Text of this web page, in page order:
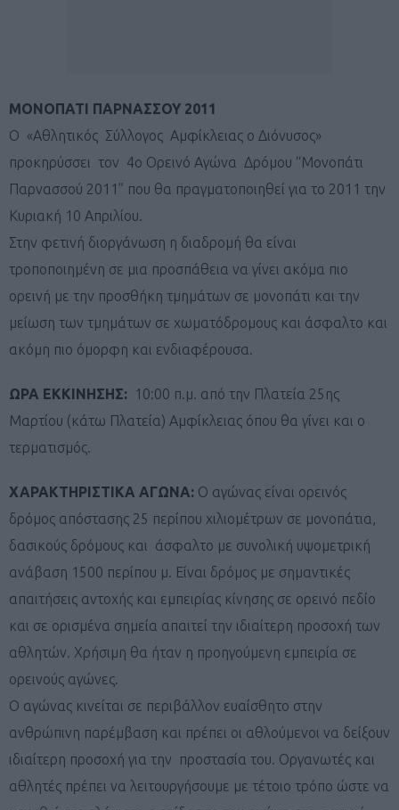
ΜΟΝΟΠΑΤΙ ΠΑΡΝΑΣΣΟΥ 2011
Ο «Αθλητικός Σύλλογος Αμφίκλειας o Διόνυσος»
προκηρύσσει τον 4ο Ορεινό Αγώνα Δρόμου “Μονοπάτι
Παρνασσού 2011” που θα πραγματοποιηθεί για το 2011 την
Κυριακή 10 Απριλίου.
Στην φετινή διοργάνωση η διαδρομή θα είναι
τροποποιημένη σε μια προσπάθεια να γίνει ακόμα πιο
ορεινή με την προσθήκη τμημάτων σε μονοπάτι και την
μείωση των τμημάτων σε χωματόδρομους και άσφαλτο και
ακόμη πιο όμορφη και ενδιαφέρουσα.
ΩΡΑ ΕΚΚΙΝΗΣΗΣ: 10:00 π.μ. από την Πλατεία 25ης
Μαρτίου (κάτω Πλατεία) Αμφίκλειας όπου θα γίνει και ο
τερματισμός.
ΧΑΡΑΚΤΗΡΙΣΤΙΚΑ ΑΓΩΝΑ: Ο αγώνας είναι ορεινός
δρόμος απόστασης 25 περίπου χιλιομέτρων σε μονοπάτια,
δασικούς δρόμους και άσφαλτο με συνολική υψομετρική
ανάβαση 1500 περίπου μ. Είναι δρόμος με σημαντικές
απαιτήσεις αντοχής και εμπειρίας κίνησης σε ορεινό πεδίο
και σε ορισμένα σημεία απαιτεί την ιδιαίτερη προσοχή των
αθλητών. Χρήσιμη θα ήταν η προηγούμενη εμπειρία σε
ορεινούς αγώνες.
Ο αγώνας κινείται σε περιβάλλον ευαίσθητο στην
ανθρώπινη παρέμβαση και πρέπει οι αθλούμενοι να δείξουν
ιδιαίτερη προσοχή για την προστασία του. Οργανωτές και
αθλητές πρέπει να λειτουργήσουμε με τέτοιο τρόπο ώστε να